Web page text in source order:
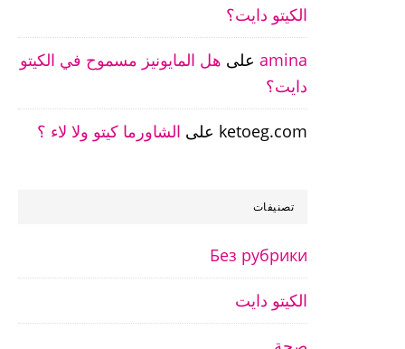
الكيتو دايت؟
amina على هل المايونيز مسموح في الكيتو
دايت؟
ketoeg.com على الشاورما كيتو ولا لاء ؟
تصنيفات
Без рубрики
الكيتو دايت